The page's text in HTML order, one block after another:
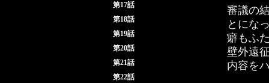
第17話
第18話
第19話
第20話
第21話
第22話
審議の
とにな
癖もふ
壁外遠
内容を